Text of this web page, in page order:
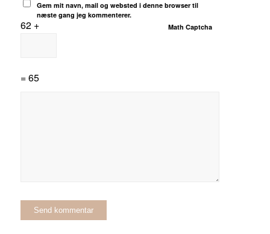
Gem mit navn, mail og websted i denne browser til
næste gang jeg kommenterer.
Math Captcha
62 +
= 65